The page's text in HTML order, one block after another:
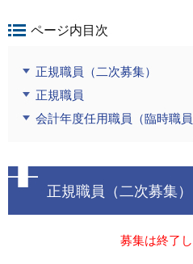
ー
シ
ページ内目次
正規職員（二次募集）
正規職員
会計年度任用職員（臨時職員
正規職員（二次募集）
募集は終了し